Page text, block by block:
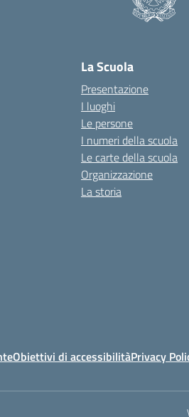
La Scuola
Presentazione
I luoghi
Le persone
I numeri della scuola
Le carte della scuola
Organizzazione
La storia
Obiettivi di accessibilitàPrivacy